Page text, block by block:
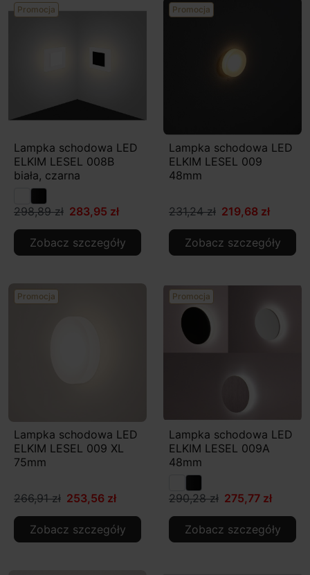
Promocja
Lampka schodowa LED
ELKIM LESEL 008B
biała, czarna
298,89 zł 283,95 zł
Zobacz szczegóły
Promocja
Lampka schodowa LED
ELKIM LESEL 009
48mm
231,24 zł 219,68 zł
Zobacz szczegóły
Promocja
Lampka schodowa LED
ELKIM LESEL 009 XL
75mm
266,91 zł 253,56 zł
Zobacz szczegóły
Promocja
Lampka schodowa LED
ELKIM LESEL 009A
48mm
290,28 zł 275,77 zł
Zobacz szczegóły